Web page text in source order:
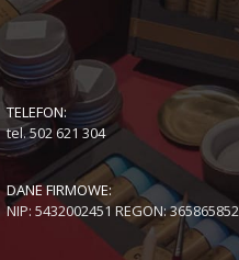
TELEFON:
tel. 502 621 304
DANE FIRMOWE:
NIP: 5432002451 REGON: 365865852